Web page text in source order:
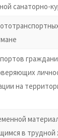
санаторно-
на
в трудной